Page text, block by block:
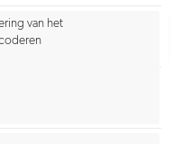
van het